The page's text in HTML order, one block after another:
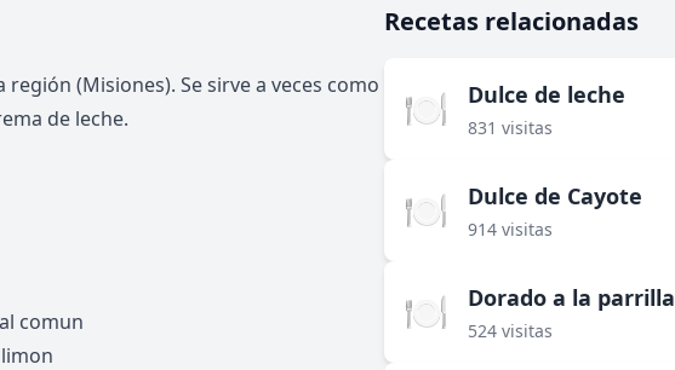
(Misiones). Se sirve a veces como
de leche.
comun
Recetas relacionadas
🍽️ Dulce de leche
831 visitas
🍽️ Dulce de Cayote
914 visitas
🍽️ Dorado a la parrilla
524 visitas